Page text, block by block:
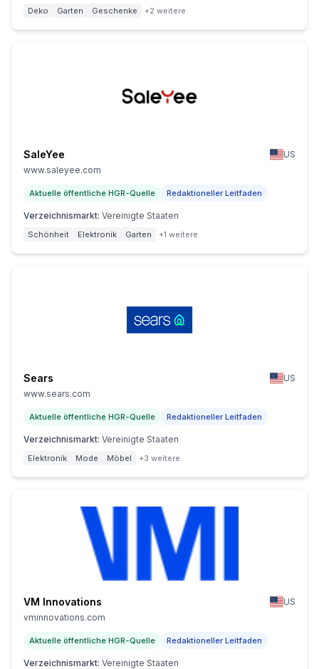
Deko Garten Geschenke +2 weitere
SaleYee
US
www.saleyee.com
Aktuelle öffentliche HGR-Quelle Redaktioneller Leitfaden
Verzeichnismarkt: Vereinigte Staaten
Schönheit Elektronik Garten +1 weitere
Sears
US
www.sears.com
Aktuelle öffentliche HGR-Quelle Redaktioneller Leitfaden
Verzeichnismarkt: Vereinigte Staaten
Elektronik Mode Möbel +3 weitere
VM Innovations
US
vminnovations.com
Aktuelle öffentliche HGR-Quelle Redaktioneller Leitfaden
Verzeichnismarkt: Vereinigte Staaten